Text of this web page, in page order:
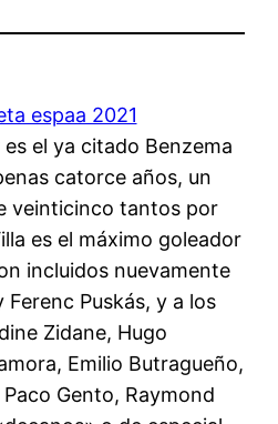
el ya citado Benzema
catorce años, un
veinticinco tantos por
es el máximo goleador
incluidos nuevamente
Puskás, y a los
Zidane, Hugo
Emilio Butragueño,
Gento, Raymond